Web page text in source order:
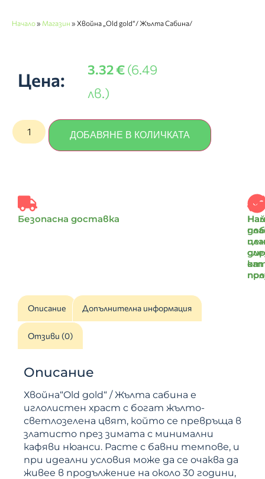
Начало» Магазин » Хвойна „Old gold“/ Жълта Сабина/
Цена: 3.32€(6.49
лв.)
ДОБАВЯНЕ В КОЛИЧКАТА
Безопасна доставка
от
Описание Допълнителна информация
Отзиви (0)
Описание
Хвойна“Old gold“ / Жълта сабина е
иглолистен храст с богат жълто-
светлозелена цвят, който се превръща в
златисто през зимата с минимални
кафяви нюанси. Расте с бавни темпове, и
при идеални условия може да се очаква да
живее в продължение на около 30 години,